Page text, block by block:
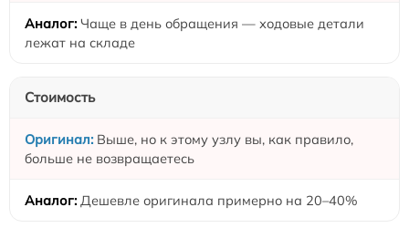
Чаще в день обращения — ходовые детали
лежат на складе
Стоимость
Выше, но к этому узлу вы, как правило,
больше не возвращаетесь
Дешевле оригинала примерно на 20–40%